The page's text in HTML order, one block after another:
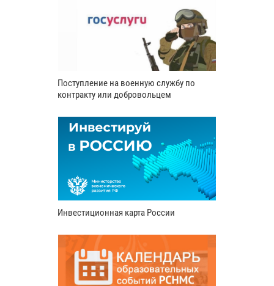
Поступление на военную службу по
контракту или добровольцем
Инвестиционная карта России